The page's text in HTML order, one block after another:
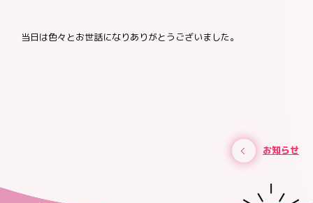
お知らせ
当日は色々とお世話になりありがとうございました。